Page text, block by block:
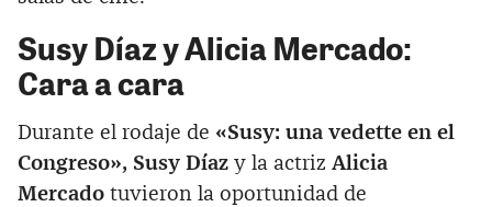
Susy Díaz y Alicia Mercado:
Cara a cara
Durante el rodaje de «Susy: una vedette en el
Congreso», Susy Díaz y la actriz Alicia
Mercado tuvieron la oportunidad de